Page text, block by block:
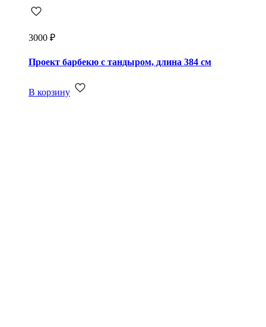
3000 ₽
Проект барбекю с тандыром, длина 384 см
В корзину